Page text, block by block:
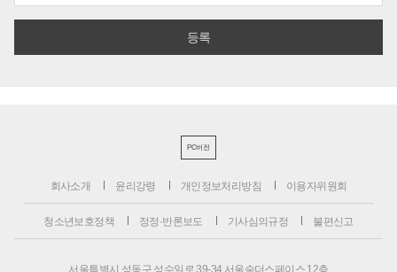
PC버전
회사소개 윤리강령 개인정보처리방침 이용자위원회
청소년보호정책 정정·반론보도 기사심의규정 불편신고